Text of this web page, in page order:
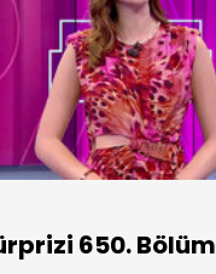
650. Bölüm